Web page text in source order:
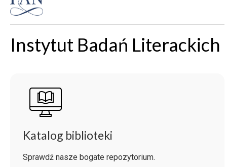
Instytut Badań Literackich
Katalog biblioteki
Sprawdź nasze bogate repozytorium.